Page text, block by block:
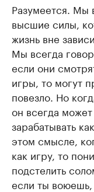
Разумеется. Мы
высшие силы,
жизнь вне
Мы всегда
если они
игры, то могут
повезло. Но
он всегда
зарабатывать
этом смысле,
как игру, то
подстелить
если ты воюешь,